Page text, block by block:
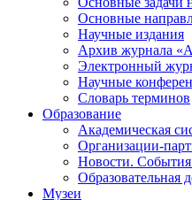
Основные
Научные издания
Архив журнала
Электронный
Научные
Словарь терминов
Образование
Академическая
Организации-
Новости.
Образовательная
Музеи